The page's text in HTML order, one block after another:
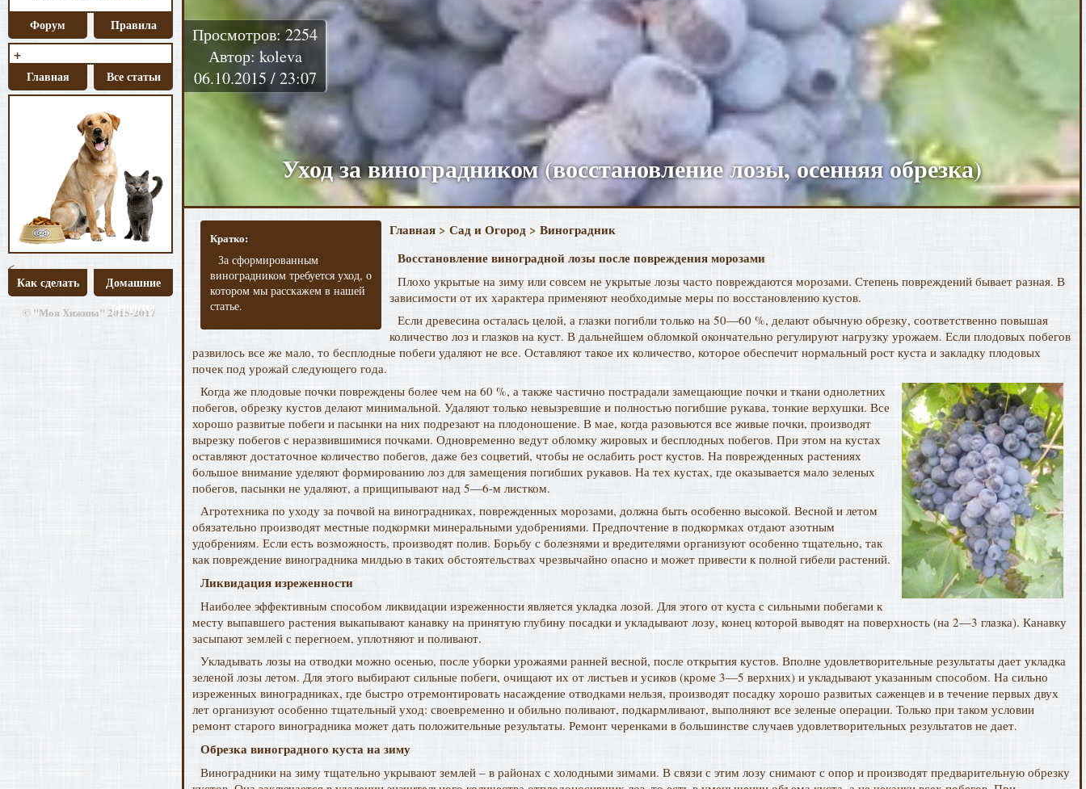
Форум Правила
+
Главная Все статьи
<
Как сделать
Домашние
рецепты
© "Моя Хижина" 2015-2017
Просмотров: 2254
Автор: koleva
06.10.2015 / 23:07
Уход за виноградником (восстановление лозы, осенняя обрезка)
Кратко:
За сформированным
виноградником требуется уход, о
котором мы расскажем в нашей
статье.
Главная > Сад и Огород > Виноградник
Восстановление виноградной лозы после повреждения морозами
Плохо укрытые на зиму или совсем не укрытые лозы часто повреждаются морозами. Степень повреждений бывает разная. В
зависимости от их характера применяют необходимые меры по восстановлению кустов.
Если древесина осталась целой, а глазки погибли только на 50—60 %, делают обычную обрезку, соответственно повышая
количество лоз и глазков на куст. В дальнейшем обломкой окончательно регулируют нагрузку урожаем. Если плодовых побегов
развилось все же мало, то бесплодные побеги удаляют не все. Оставляют такое их количество, которое обеспечит нормальный рост куста и закладку плодовых
почек под урожай следующего года.
Когда же плодовые почки повреждены более чем на 60 %, а также частично пострадали замещающие почки и ткани однолетних
побегов, обрезку кустов делают минимальной. Удаляют только невызревшие и полностью погибшие рукава, тонкие верхушки. Все
хорошо развитые побеги и пасынки на них подрезают на плодоношение. В мае, когда разовьются все живые почки, производят
вырезку побегов с неразвившимися почками. Одновременно ведут обломку жировых и бесплодных побегов. При этом на кустах
оставляют достаточное количество побегов, даже без соцветий, чтобы не ослабить рост кустов. На поврежденных растениях
большое внимание уделяют формированию лоз для замещения погибших рукавов. На тех кустах, где оказывается мало зеленых
побегов, пасынки не удаляют, а прищипывают над 5—6-м листком.
Агротехника по уходу за почвой на виноградниках, поврежденных морозами, должна быть особенно высокой. Весной и летом
обязательно производят местные подкормки минеральными удобрениями. Предпочтение в подкормках отдают азотным
удобрениям. Если есть возможность, производят полив. Борьбу с болезнями и вредителями организуют особенно тщательно, так
как повреждение виноградника милдью в таких обстоятельствах чрезвычайно опасно и может привести к полной гибели растений.
Ликвидация изреженности
Наиболее эффективным способом ликвидации изреженности является укладка лозой. Для этого от куста с сильными побегами к
месту выпавшего растения выкапывают канавку на принятую глубину посадки и укладывают лозу, конец которой выводят на поверхность (на 2—3 глазка). Канавку
засыпают землей с перегноем, уплотняют и поливают.
Укладывать лозы на отводки можно осенью, после уборки урожаями ранней весной, после открытия кустов. Вполне удовлетворительные результаты дает укладка
зеленой лозы летом. Для этого выбирают сильные побеги, очищают их от листьев и усиков (кроме 3—5 верхних) и укладывают указанным способом. На сильно
изреженных виноградниках, где быстро отремонтировать насаждение отводками нельзя, производят посадку хорошо развитых саженцев и в течение первых двух
лет организуют особенно тщательный уход: своевременно и обильно поливают, подкармливают, выполняют все зеленые операции. Только при таком условии
ремонт старого виноградника может дать положительные результаты. Ремонт черенками в большинстве случаев удовлетворительных результатов не дает.
Обрезка виноградного куста на зиму
Виноградники на зиму тщательно укрывают землей – в районах с холодными зимами. В связи с этим лозу снимают с опор и производят предварительную обрезку